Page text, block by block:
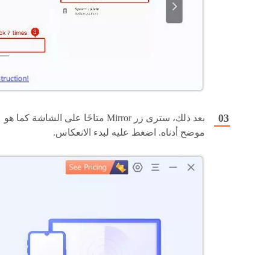
بعد ذلك، سترى زر Mirror متاحًا على الشاشة كما هو
موضح أدناه. اضغط عليه لبدء الانعكاس.